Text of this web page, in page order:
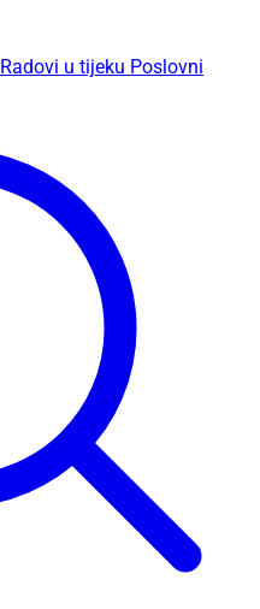
Radovi u tijeku Poslovni